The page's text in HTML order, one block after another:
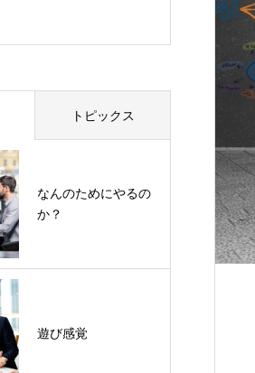
トピックス
なんのためにやるの
か？
遊び感覚